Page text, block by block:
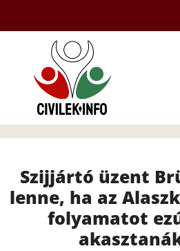
tartalomba
Szijjártó üzent
lenne, ha az
folyamatot